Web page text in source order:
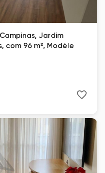
Jardim
com 96 m², Modèle